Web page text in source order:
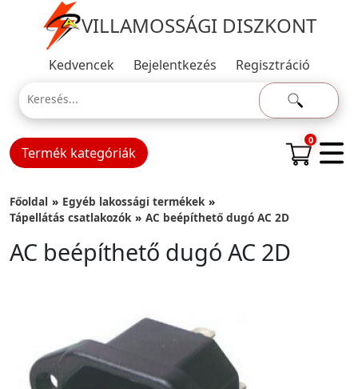
VILLAMOSSÁGI DISZKONT
Kedvencek Bejelentkezés Regisztráció
Termék kategóriák
0
Főoldal
Egyéb lakossági termékek
Tápellátás csatlakozók
AC beépíthető dugó AC 2D
AC beépíthető dugó AC 2D